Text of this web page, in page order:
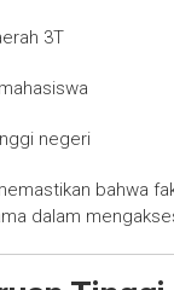
3T
negeri
bahwa
dalam